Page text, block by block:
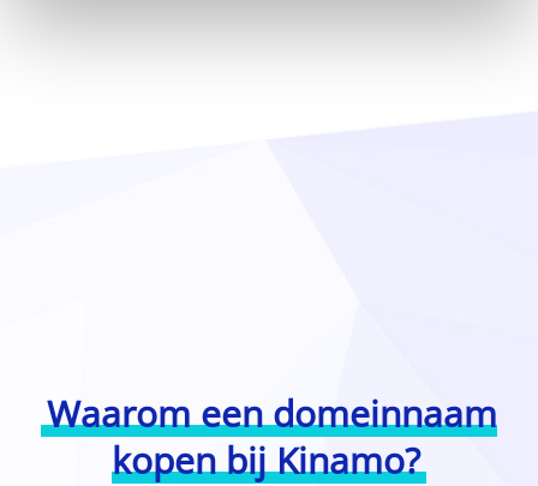
Waarom een domeinnaam
kopen bij Kinamo?